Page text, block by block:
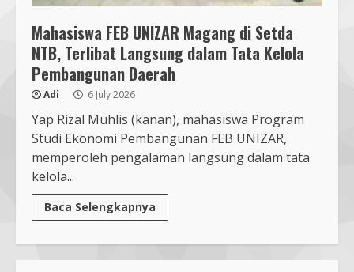
Mahasiswa FEB UNIZAR Magang di Setda
NTB, Terlibat Langsung dalam Tata Kelola
Pembangunan Daerah
Adi 6 July 2026
Yap Rizal Muhlis (kanan), mahasiswa Program
Studi Ekonomi Pembangunan FEB UNIZAR,
memperoleh pengalaman langsung dalam tata
kelola...
Baca Selengkapnya
7
Pendaftaran Nomor Seluler
Menggunakan Biometrik, Efektif?
7 July 2026
1
Mafindo NTB Bersama Pesantren
Alam Sayang Ibu Lombok Barat
Melaksanakan Kegiatan
Implementasi AI Ready Asean Bagi
Para Pendidik
2
Mafindo NTB Bersama PGRI Kota
Mataram Melaksanakan Kelas
School MAFINDO
23 October 2025